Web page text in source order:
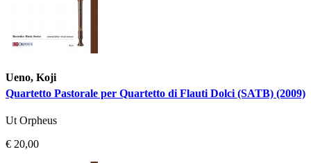
Ueno, Koji
Quartetto Pastorale per Quartetto di Flauti Dolci (SATB) (2009)
Ut Orpheus
€ 20,00